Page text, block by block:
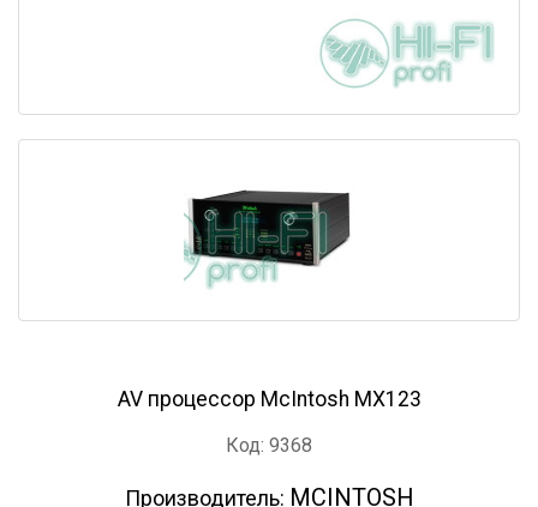
AV процессор McIntosh MX123
Код: 9368
Производитель: MCINTOSH